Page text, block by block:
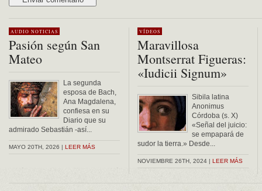
AUDIO NOTICIAS
Pasión según San
Mateo
La segunda
esposa de Bach,
Ana Magdalena,
confiesa en su
Diario que su
admirado Sebastián -así...
MAYO 20TH, 2026 | LEER MÁS
VÍDEOS
Maravillosa
Montserrat Figueras:
«Iudicii Signum»
Sibila latina
Anonimus
Córdoba (s. X)
«Señal del juicio:
se empapará de
sudor la tierra.» Desde...
NOVIEMBRE 26TH, 2024 | LEER MÁS